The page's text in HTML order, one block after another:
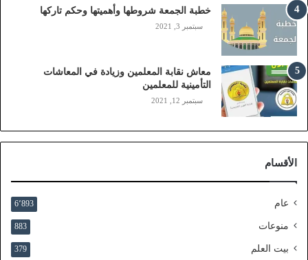
ي
ل
ي
ز
ي
ن
)
ا
ل
ف
ا
ا
خطبة الجمعة شروطها وأهميتها وحكم تاركها
سبتمبر 3, 2021
معاش نقابة المعلمين وزيادة في المعاشات
التأمينية للمعلمين
سبتمبر 12, 2021
الأقسام
عام 6٬893
منوعات 883
بيت العلم 379